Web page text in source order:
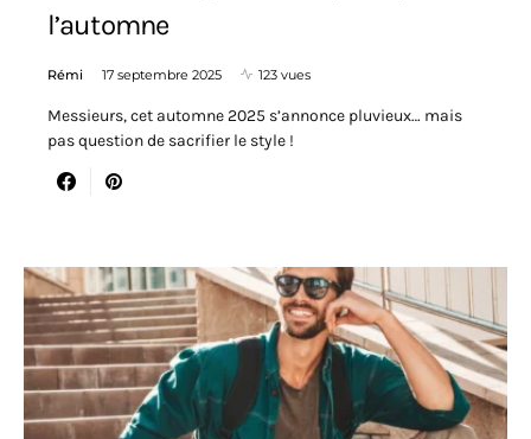
l’automne
Rémi 17 septembre 2025 123 vues
Messieurs, cet automne 2025 s’annonce pluvieux… mais
pas question de sacrifier le style !